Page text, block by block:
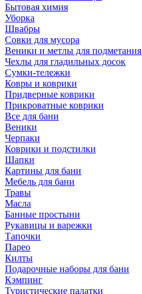
Бытовая химия
Уборка
Швабры
Совки для мусора
Веники и метлы для подметания
Чехлы для гладильных досок
Сумки-тележки
Ковры и коврики
Придверные коврики
Прикроватные коврики
Все для бани
Веники
Черпаки
Коврики и подстилки
Шапки
Картины для бани
Мебель для бани
Травы
Масла
Банные простыни
Рукавицы и варежки
Тапочки
Парео
Килты
Подарочные наборы для бани
Кэмпинг
Туристические палатки